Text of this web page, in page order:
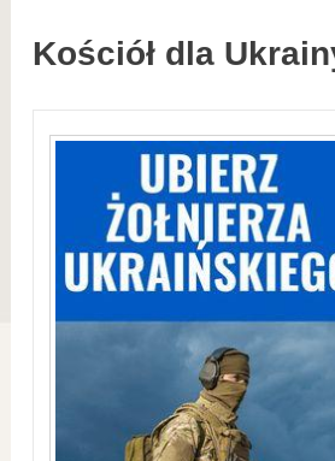
Kościół dla